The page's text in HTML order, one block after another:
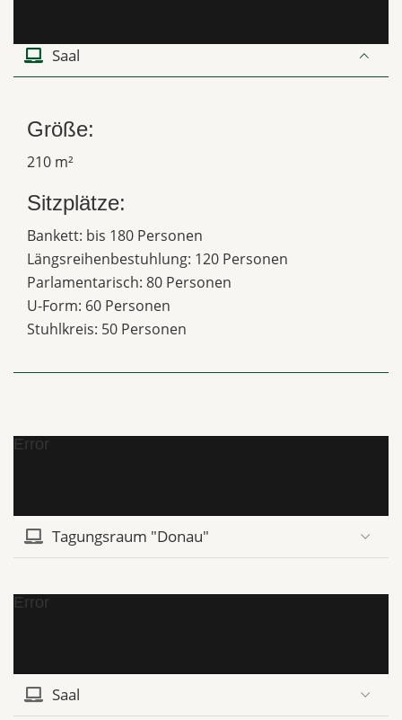
Saal
Größe:
210 m²
Sitzplätze:
Bankett: bis 180 Personen
Längsreihenbestuhlung: 120 Personen
Parlamentarisch: 80 Personen
U-Form: 60 Personen
Stuhlkreis: 50 Personen
Error
Tagungsraum "Donau"
Error
Saal